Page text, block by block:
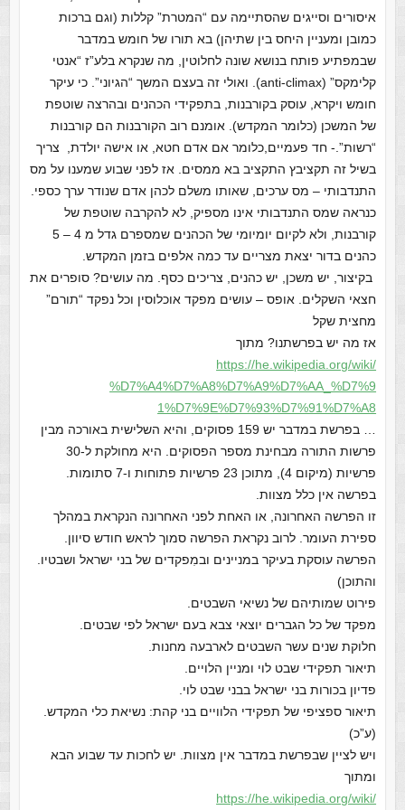
איסורים וסייגים שהסתיימה עם “המטרת” קללות (וגם ברכות
כמובן ומעניין היחס בין שתיהן) בא תורו של חומש במדבר
שבמפתיע פותח בנושא שונה לחלוטין, מה שנקרא בלע”ז “אנטי
קלימקס” (anti-climax). ואולי זה בעצם המשך “הגיוני”. כי עיקר
חומש ויקרא, עוסק בקורבנות, בתפקידי הכהנים ובהרצה שוטפת
של המשכן (כלומר המקדש). אומנם רוב הקורבנות הם קורבנות
“רשות”.- חד פעמיים,כלומר אם אדם חטא, או אישה יולדת, צריך
בשיל זה תקציבץ התקציב בא ממסים. אז לפני שבוע שמענו על מס
התנדבותי – מס ערכים, שאותו משלם לכהן אדם שנודר ערך כספי.
כנראה שמס התנדבותי אינו מספיק, לא להקרבה שוטפת של
קורבנות, ולא לקיום יומיומי של הכהנים שמספרם גדל מ 4 – 5
כהנים בדור יצאת מצריים עד כמה אלפים בזמן המקדש.
בקיצור, יש משכן, יש כהנים, צריכים כסף. מה עושים? סופרים את
חצאי השקלים. אופס – עושים מפקד אוכלוסין וכל נפקד “תורם”
מחצית שקל
אז מה יש בפרשתנו? מתוך
https://he.wikipedia.org/wiki/
%D7%A4%D7%A8%D7%A9%D7%AA_%D7%9
1%D7%9E%D7%93%D7%91%D7%A8
… בפרשת במדבר יש 159 פסוקים, והיא השלישית באורכה מבין
פרשות התורה מבחינת מספר הפסוקים. היא מחולקת ל-30
פרשיות (מיקום 4), מתוכן 23 פרשיות פתוחות ו-7 סתומות.
בפרשה אין כלל מצוות.
זו הפרשה האחרונה, או האחת לפני האחרונה הנקראת במהלך
ספירת העומר. לרוב נקראת הפרשה סמוך לראש חודש סיוון.
הפרשה עוסקת בעיקר במניינים ובמִפקדים של בני ישראל ושבטיו.
והתוכן)
פירוט שמותיהם של נשיאי השבטים.
מפקד של כל הגברים יוצאי צבא בעם ישראל לפי שבטים.
חלוקת שנים עשר השבטים לארבעה מחנות.
תיאור תפקידי שבט לוי ומניין הלויים.
פדיון בכורות בני ישראל בבני שבט לוי.
תיאור ספציפי של תפקידי הלוויים בני קהת: נשיאת כלי המקדש.
(ע”כ)
ויש לציין שבפרשת במדבר אין מצוות. יש לחכות עד שבוע הבא
ומתוך
https://he.wikipedia.org/wiki/